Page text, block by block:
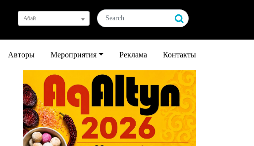
Абай
Авторы Мероприятия Реклама Контакты